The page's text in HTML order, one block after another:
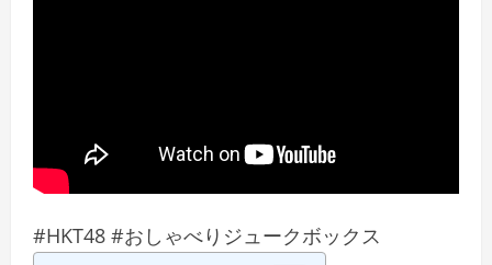
#HKT48 #おしゃべりジュークボックス